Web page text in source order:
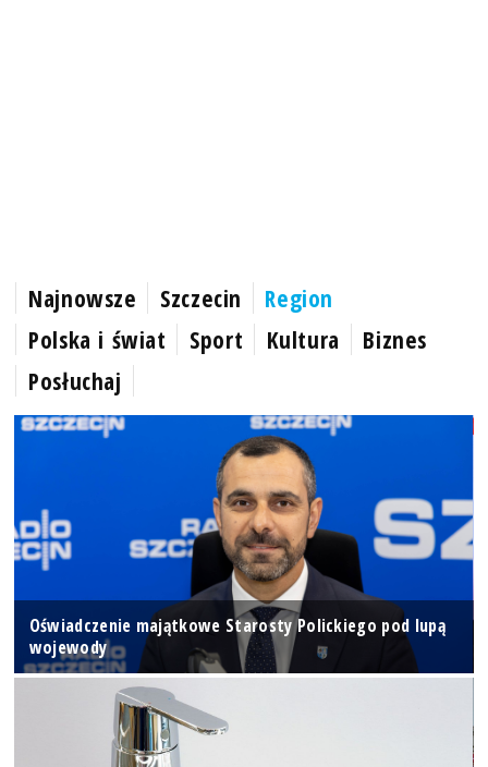
Najnowsze Szczecin
Region
Polska i świat
Sport Kultura
Biznes
Posłuchaj
Oświadczenie majątkowe Starosty Polickiego pod lupą
wojewody